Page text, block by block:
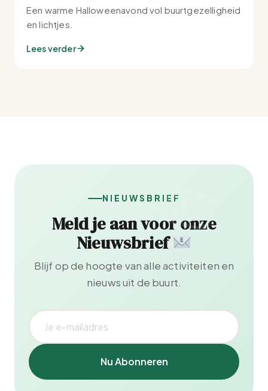
Een warme Halloweenavond vol buurtgezelligheid
en lichtjes.
Lees verder
NIEUWSBRIEF
Meld je aan voor onze
Nieuwsbrief
Blijf op de hoogte van alle activiteiten en
nieuws uit de buurt.
Nu Abonneren